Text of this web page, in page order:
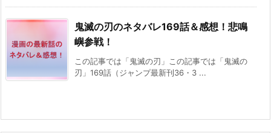
鬼滅の刃のネタバレ169話＆感想！悲鳴
嶼参戦！
この記事では「鬼滅の刃」この記事では「鬼滅の
刃」169話（ジャンプ最新刊36・3 ...